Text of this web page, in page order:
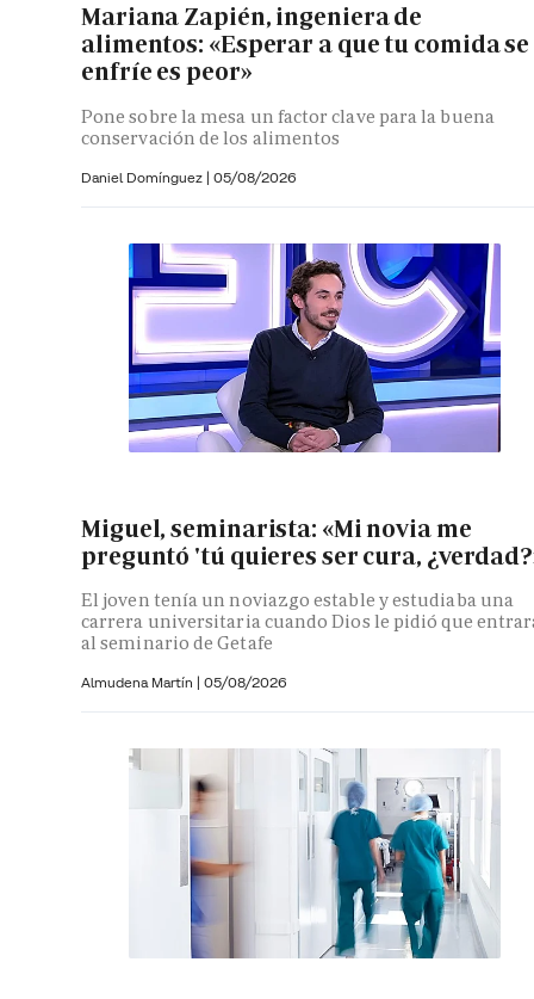
Mariana Zapién, ingeniera de
alimentos: «Esperar a que tu comida se
enfríe es peor»
Pone sobre la mesa un factor clave para la buena
conservación de los alimentos
Daniel Domínguez | 05/08/2026
Miguel, seminarista: «Mi novia me
preguntó 'tú quieres ser cura,
El joven tenía un noviazgo estable y estudiaba una
carrera universitaria cuando Dios le pidió que
al seminario de Getafe
Almudena Martín | 05/08/2026